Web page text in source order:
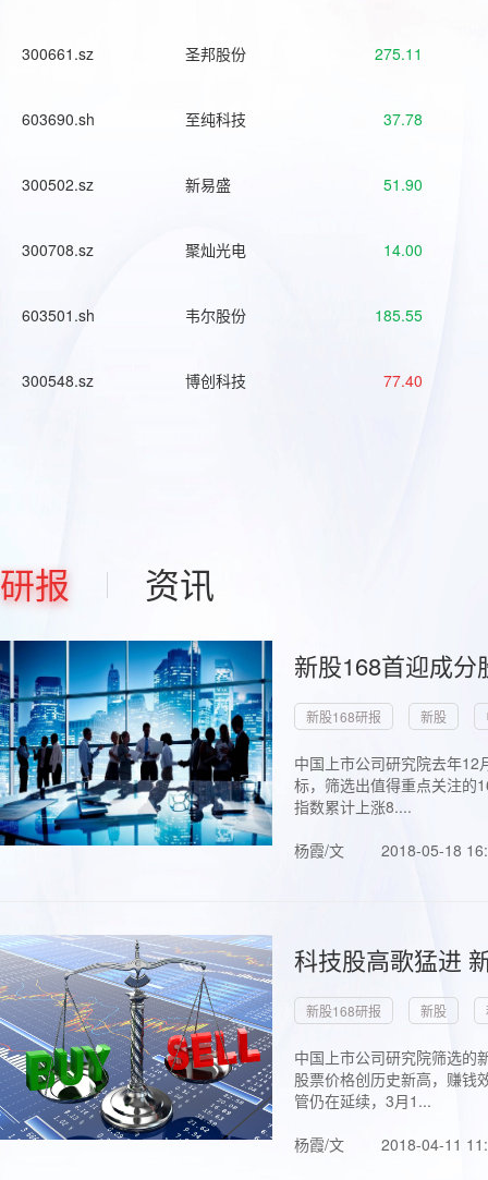
300661.sz 圣邦股份 275.11
603690.sh 至纯科技 37.78
300502.sz 新易盛 51.90
300708.sz 聚灿光电 14.00
603501.sh 韦尔股份 185.55
300548.sz 博创科技 77.40
研报 资讯
新股168首迎成
新股168研报 新股
中国上市公司研究院去年
标，筛选出值得重点关注的
指数累计上涨8....
杨霞/文
2018-05-18
科技股高歌猛进
新股168研报 新股
中国上市公司研究院筛选的
股票价格创历史新高，赚钱
管仍在延续，3月1...
杨霞/文
2018-04-11